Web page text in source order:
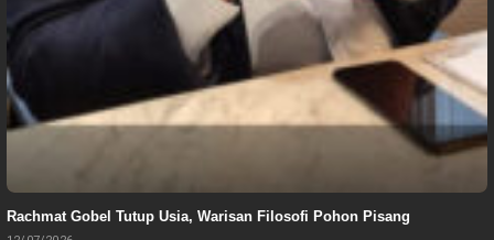
Rachmat Gobel Tutup Usia, Warisan Filosofi Pohon Pisang